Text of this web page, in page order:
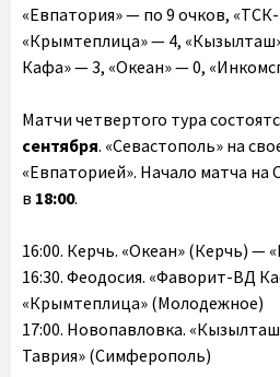
«Евпатория» — по 9 очков,
«Крымтеплица» — 4,
Кафа» — 3, «Океан» — 0,
Матчи четвертого тура
сентября. «Севастополь» на
«Евпаторией». Начало матча на
в 18:00.
16:00. Керчь. «Океан» (Керчь) —
16:30. Феодосия. «Фаворит-ВД
«Крымтеплица» (Молодежное)
17:00. Новопавловка.
Таврия» (Симферополь)